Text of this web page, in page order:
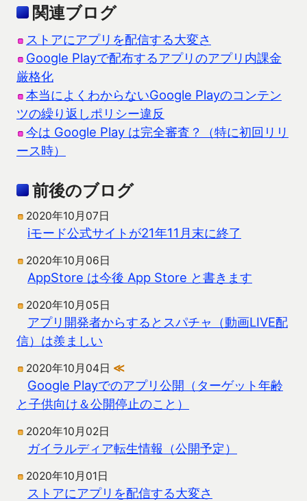
関連ブログ
ストアにアプリを配信する大変さ
Google Playで配布するアプリのアプリ内課金
厳格化
本当によくわからないGoogle Playのコンテン
ツの繰り返しポリシー違反
今は Google Play は完全審査？（特に初回リリ
ース時）
前後のブログ
2020年10月07日
iモード公式サイトが21年11月末に終了
2020年10月06日
AppStore は今後 App Store と書きます
2020年10月05日
アプリ開発者からするとスパチャ（動画LIVE配
信）は羨ましい
2020年10月04日 ≪
Google Playでのアプリ公開（ターゲット年齢
と子供向け＆公開停止のこと）
2020年10月02日
ガイラルディア転生情報（公開予定）
2020年10月01日
ストアにアプリを配信する大変さ